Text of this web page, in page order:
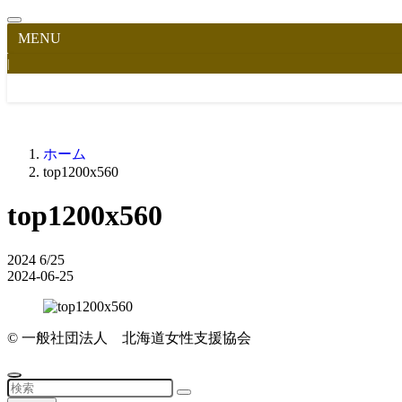
MENU
ホーム
top1200x560
top1200x560
2024 6/25
2024-06-25
© 一般社団法人 北海道女性支援協会